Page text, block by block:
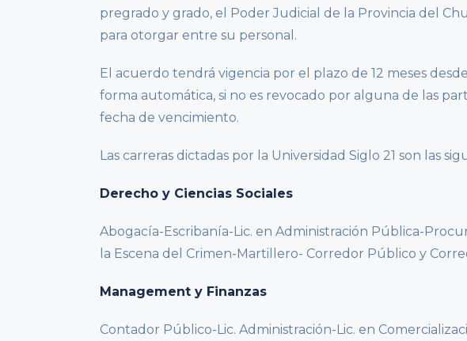
pregrado y grado, el Poder Judicial de la Provincia del
para otorgar entre su personal.
El acuerdo tendrá vigencia por el plazo de 12 meses
forma automática, si no es revocado por alguna de las
fecha de vencimiento.
Las carreras dictadas por la Universidad Siglo 21 son las
Derecho y Ciencias Sociales
Abogacía-Escribanía-Lic. en Administración Pública-
la Escena del Crimen-Martillero- Corredor Público y
Management y Finanzas
Contador Público-Lic. Administración-Lic. en